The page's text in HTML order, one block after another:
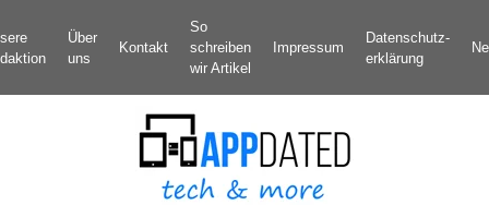
Inhalt
springen
Über
uns
Kontakt
So
schreiben
wir Artikel
Impressum
Datenschutz­
erklärung